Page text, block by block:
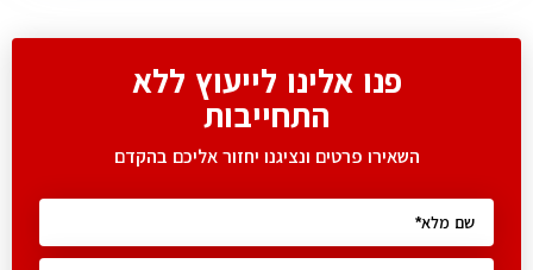
פנו אלינו לייעוץ ללא
התחייבות
השאירו פרטים ונציגנו יחזור אליכם בהקדם